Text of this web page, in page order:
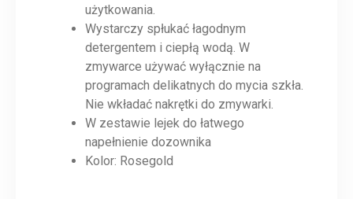
użytkowania.
Wystarczy spłukać łagodnym
detergentem i ciepłą wodą. W
zmywarce używać wyłącznie na
programach delikatnych do mycia szkła.
Nie wkładać nakrętki do zmywarki.
W zestawie lejek do łatwego
napełnienie dozownika
Kolor: Rosegold